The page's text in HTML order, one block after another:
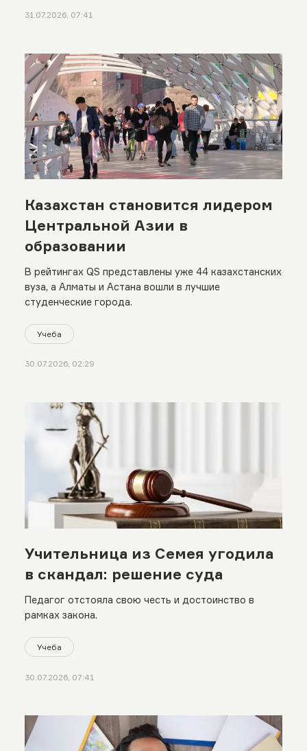
31.07.2026, 07:41
Казахстан становится лидером
Центральной Азии в
образовании
В рейтингах QS представлены уже 44 казахстанских
вуза, а Алматы и Астана вошли в лучшие
студенческие города.
Учеба
30.07.2026, 02:29
Учительница из Семея угодила
в скандал: решение суда
Педагог отстояла свою честь и достоинство в
рамках закона.
Учеба
30.07.2026, 07:41